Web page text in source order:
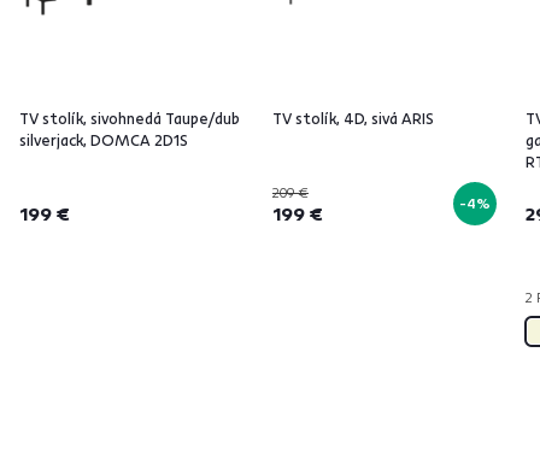
TV stolík, sivohnedá Taupe/dub
silverjack, DOMCA 2D1S
199 €
TV stolík, 4D, sivá ARIS
209 €
199 € -4%
2